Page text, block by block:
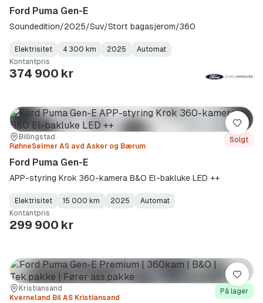
Ford Puma Gen-E
Soundedition/2025/Suv/Stort bagasjerom/360
Fuel
Type:
Elektrisitet
Kilometerstand:
4 300 km
Model
Year:
2025
Gearbox
Type:
Automat
Kontantpris
374 900 kr
Sted:Billingstad
Forhandler:
RøhneSelmer AS avd Asker og Bærum
Solgt
Ford Puma Gen-E
APP-styring Krok 360-kamera B&O El-bakluke LED ++
Fuel
Type:
Elektrisitet
Kilometerstand:
15 000 km
Model
Year:
2025
Gearbox
Type:
Automat
Kontantpris
299 900 kr
Lagre
Sted:Kristiansand
Forhandler:
Kverneland Bil AS Kristiansand
På lager
Lagre